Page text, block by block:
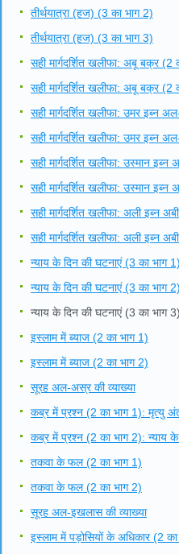
तीर्थयात्रा (हज) (3 का भाग 2)
तीर्थयात्रा (हज) (3 का भाग 3)
सही मार्गदर्शित खलीफा: अबू बक्र (2
सही मार्गदर्शित खलीफा: अबू बक्र (2
सही मार्गदर्शित खलीफा: उमर इब्न
सही मार्गदर्शित खलीफा: उमर इब्न
सही मार्गदर्शित खलीफा: उस्मान
सही मार्गदर्शित खलीफा: उस्मान
सही मार्गदर्शित खलीफा: अली इब्न
सही मार्गदर्शित खलीफा: अली इब्न
न्याय के दिन की घटनाएं (3 का भाग
न्याय के दिन की घटनाएं (3 का भाग
न्याय के दिन की घटनाएं (3 का भाग
इस्लाम में ब्याज (2 का भाग 1)
इस्लाम में ब्याज (2 का भाग 2)
सूरह अल-अस्र की व्याख्या
कब्र में प्रश्न (2 का भाग 1): मृत्यु
कब्र में प्रश्न (2 का भाग 2): न्याय
तकवा के फल (2 का भाग 1)
तकवा के फल (2 का भाग 2)
सूरह अल-इखलास की व्याख्या
इस्लाम में पड़ोसियों के अधिकार (2